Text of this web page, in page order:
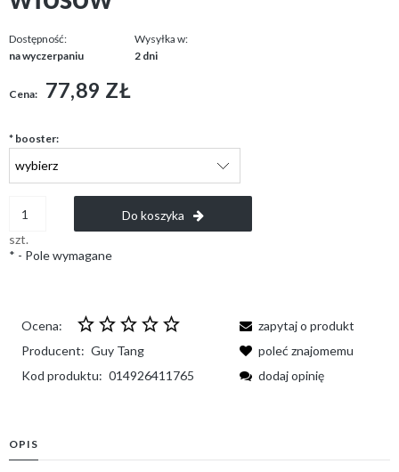
Dostępność:
na wyczerpaniu
Wysyłka w:
2 dni
Cena: 77,89 ZŁ
* booster:
szt.
Do koszyka
* - Pole wymagane
Ocena:
Producent: Guy Tang
Kod produktu: 014926411765
zapytaj o produkt
poleć znajomemu
dodaj opinię
OPIS